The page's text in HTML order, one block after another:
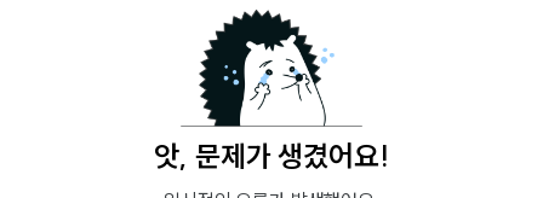
앗, 문제가 생겼어요!